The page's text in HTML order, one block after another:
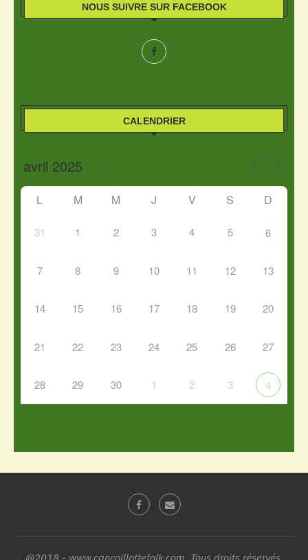
NOUS SUIVRE SUR FACEBOOK
CALENDRIER
L M M J V S D
31 1 2 3 4 5 6
7 8 9 10 11 12 13
14 15 16 17 18 19 20
21 22 23 24 25 26 27
28 29 30 1 2 3 4
@2018 - www.cancoillottefolk.com. Tous droits réservés.